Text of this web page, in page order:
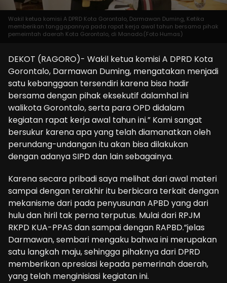
Wakil ketua komisi A DPRD Kota Gorontalo, Darmawan Duming, Ketika
memberikan tanggapannya pada rapat kerja awal tahun bersama pihak
pemeirntah daerah Kota Gorontalo, di Manado.(Foto Humas)
DEKOT (RAGORO)- Wakil ketua komisi A DPRD Kota
Gorontalo, Darmawan Duming, mengatakan menjadi
satu kebanggaan tersendiri karena bisa hadir
bersama dengan pihak eksekutif dalamhal ini
walikota Gorontalo, serta para OPD didalam
kegiatan rapat kerja awal tahun ini.” Kami sangat
bersukur karena apa yang telah diamanatkan oleh
perundang-undangan itu akan bisa dilakukan
dengan adanya SIPD dan lain sebagainya.
Karena secara pribadi saya melihat dari awal materi
sampai dengan terakhir itu berbicara terkait dengan
mekanisme dari pada penyusunan APBD yang dari
hulu dan hiril tak perna terputus. Mulai dari RPJM
RKPD KUA-PPAS dan sampai dengan RAPBD.”jelas
Darmawan, sembari mengaku bahwa ini merupakan
satu langkah maju, sehingga pihaknya dari DPRD
memberikan apresiasi kepada pemerinah daerah,
yang telah menginisiasi kegiatan ini.